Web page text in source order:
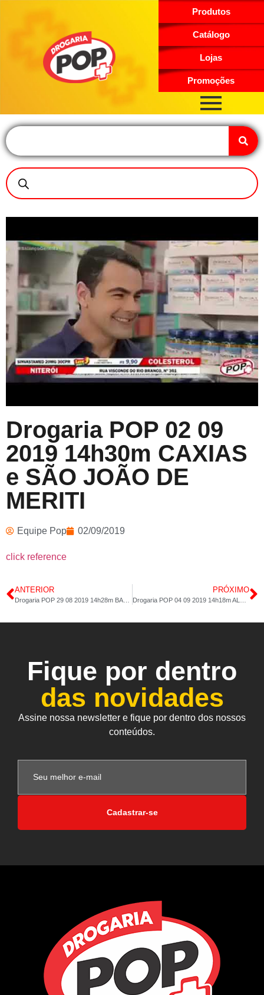
Produtos
Catálogo
Lojas
Promoções
Drogaria POP 02 09
2019 14h30m CAXIAS
e SÃO JOÃO DE
MERITI
Equipe Pop 02/09/2019
click reference
ANTERIOR PRÓXIMO
Fique por dentro
das novidades
Assine nossa newsletter e fique por dentro dos nossos
conteúdos.
Cadastrar-se